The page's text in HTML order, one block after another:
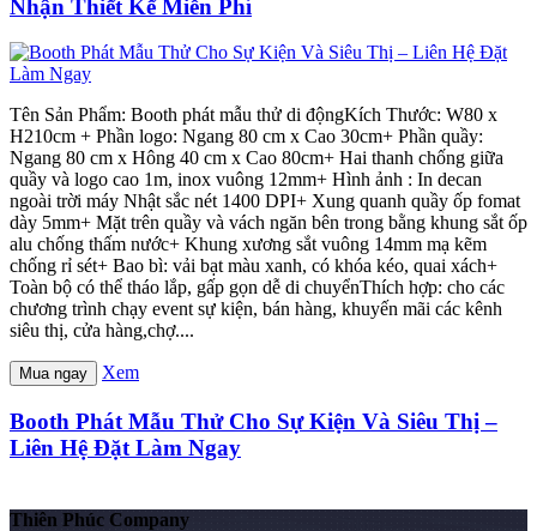
Nhận Thiết Kế Miễn Phí
Tên Sản Phẩm: Booth phát mẫu thử di độngKích Thước: W80 x
H210cm + Phần logo: Ngang 80 cm x Cao 30cm+ Phần quầy:
Ngang 80 cm x Hông 40 cm x Cao 80cm+ Hai thanh chống giữa
quầy và logo cao 1m, inox vuông 12mm+ Hình ảnh : In decan
ngoài trời máy Nhật sắc nét 1400 DPI+ Xung quanh quầy ốp fomat
dày 5mm+ Mặt trên quầy và vách ngăn bên trong bằng khung sắt ốp
alu chống thấm nước+ Khung xương sắt vuông 14mm mạ kẽm
chống rỉ sét+ Bao bì: vải bạt màu xanh, có khóa kéo, quai xách+
Toàn bộ có thể tháo lắp, gấp gọn dễ di chuyểnThích hợp: cho các
chương trình chạy event sự kiện, bán hàng, khuyến mãi các kênh
siêu thị, cửa hàng,chợ....
Mua ngay Xem
Booth Phát Mẫu Thử Cho Sự Kiện Và Siêu Thị –
Liên Hệ Đặt Làm Ngay
Thiên Phúc Company